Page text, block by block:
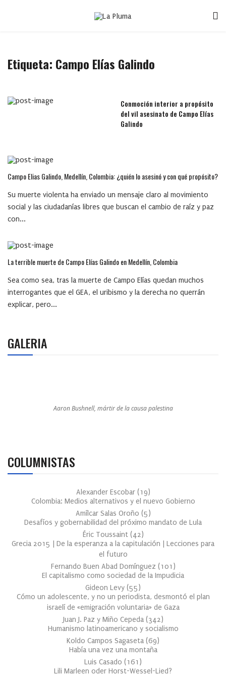
Etiqueta: Campo Elías Galindo
Conmoción interior a propósito
del vil asesinato de Campo Elías
Galindo
Campo Elias Galindo, Medellín, Colombia: ¿quién lo asesinó y con qué propósito?
Su muerte violenta ha enviado un mensaje claro al movimiento
social y las ciudadanías libres que buscan el cambio de raíz y paz
con...
La terrible muerte de Campo Elías Galindo en Medellín, Colombia
Sea como sea, tras la muerte de Campo Elías quedan muchos
interrogantes que el GEA, el uribismo y la derecha no querrán
explicar, pero...
GALERIA
Aaron Bushnell, mártir de la causa palestina
COLUMNISTAS
Alexander Escobar (19)
Colombia: Medios alternativos y el nuevo Gobierno
Amílcar Salas Oroño (5)
Desafíos y gobernabilidad del próximo mandato de Lula
Éric Toussaint (42)
Grecia 2015 | De la esperanza a la capitulación | Lecciones para
el futuro
Fernando Buen Abad Domínguez (101 )
El capitalismo como sociedad de la Impudicia
Gideon Levy (55)
Cómo un adolescente, y no un periodista, desmontó el plan
israelí de «emigración voluntaria» de Gaza
Juan J. Paz y Miño Cepeda (342)
Humanismo latinoamericano y socialismo
Koldo Campos Sagaseta (69)
Había una vez una montaña
Luis Casado (161 )
Lili Marleen oder Horst-Wessel-Lied?